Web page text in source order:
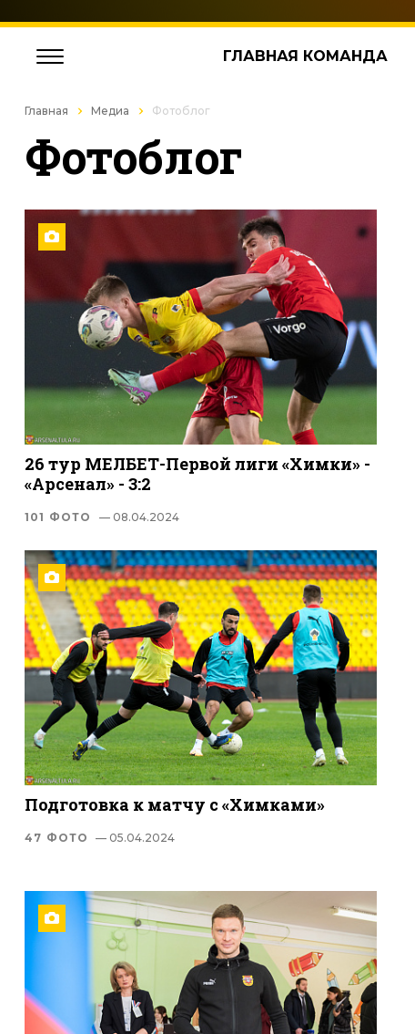
ГЛАВНАЯ КОМАНДА
Главная Медиа Фотоблог
Фотоблог
26 тур МЕЛБЕТ-Первой лиги «Химки» -
«Арсенал» - 3:2
101 ФОТО — 08.04.2024
Подготовка к матчу с «Химками»
47 ФОТО — 05.04.2024